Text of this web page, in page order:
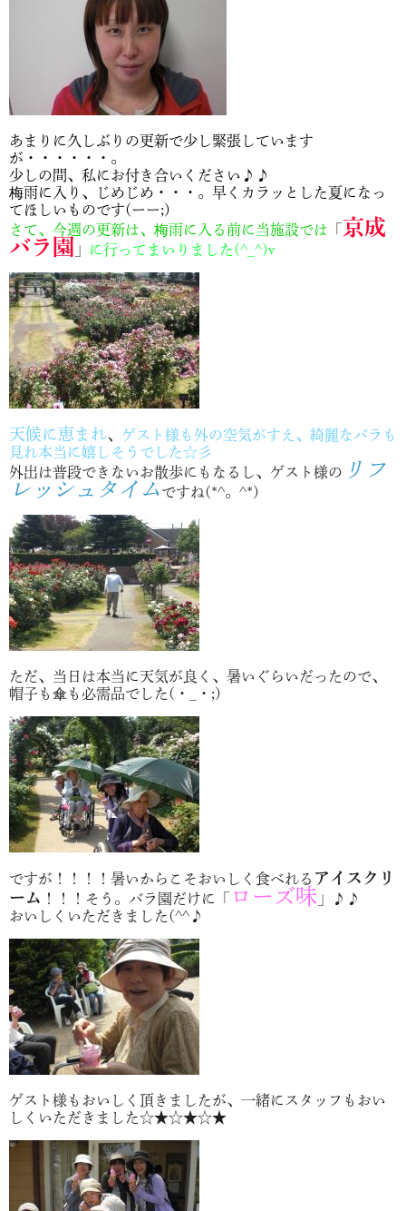
あまりに久しぶりの更新で少し緊張しています
が・・・・・・。
少しの間、私にお付き合いください♪♪
梅雨に入り、じめじめ・・・。早くカラッとした夏になっ
てほしいものです(ーー;)
さて、今週の更新は、梅雨に入る前に当施設では
京成
バラ園 」 に行ってまいりました(^_^)v
天候に恵まれ、 ゲスト様も外の空気がすえ、綺麗なバラも
見れ本当に嬉しそうでした☆彡
外出は普段できないお散歩にもなるし、ゲスト様の
リフ
レッシュタイム ですね(*^。^*)
ただ、当日は本当に天気が良く、暑いぐらいだったので、
帽子も傘も必需品でした(・_・;)
ですが！！！！暑いからこそおいしく食べれる アイスクリ
ーム ！！！そう。バラ園だけに「 ローズ味 」♪♪
おいしくいただきました(^^♪
ゲスト様もおいしく頂きましたが、一緒にスタッフもおい
しくいただきました☆★☆★☆★